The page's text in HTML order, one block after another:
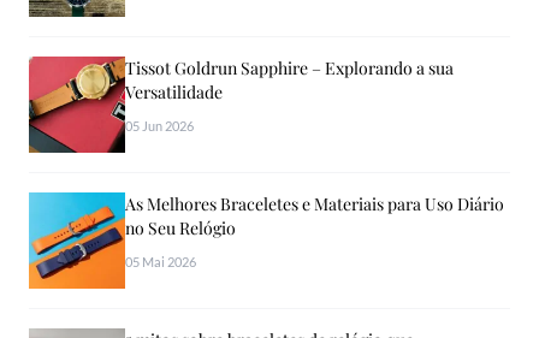
Tissot Goldrun Sapphire – Explorando a sua
Versatilidade
05 Jun 2026
As Melhores Braceletes e Materiais para Uso Diário
no Seu Relógio
05 Mai 2026